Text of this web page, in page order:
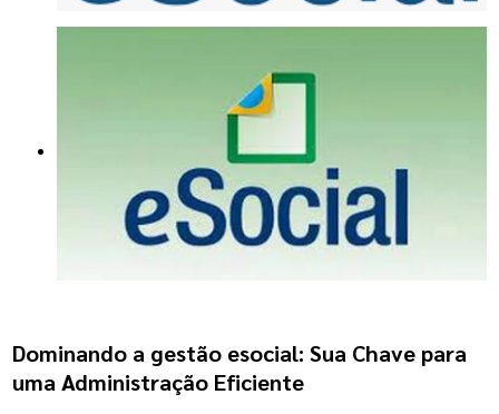
Dominando a gestão esocial: Sua Chave para
uma Administração Eficiente